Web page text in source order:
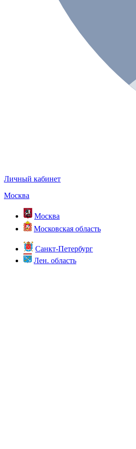
Личный кабинет
Москва
Москва
Московская область
Санкт-Петербург
Лен. область